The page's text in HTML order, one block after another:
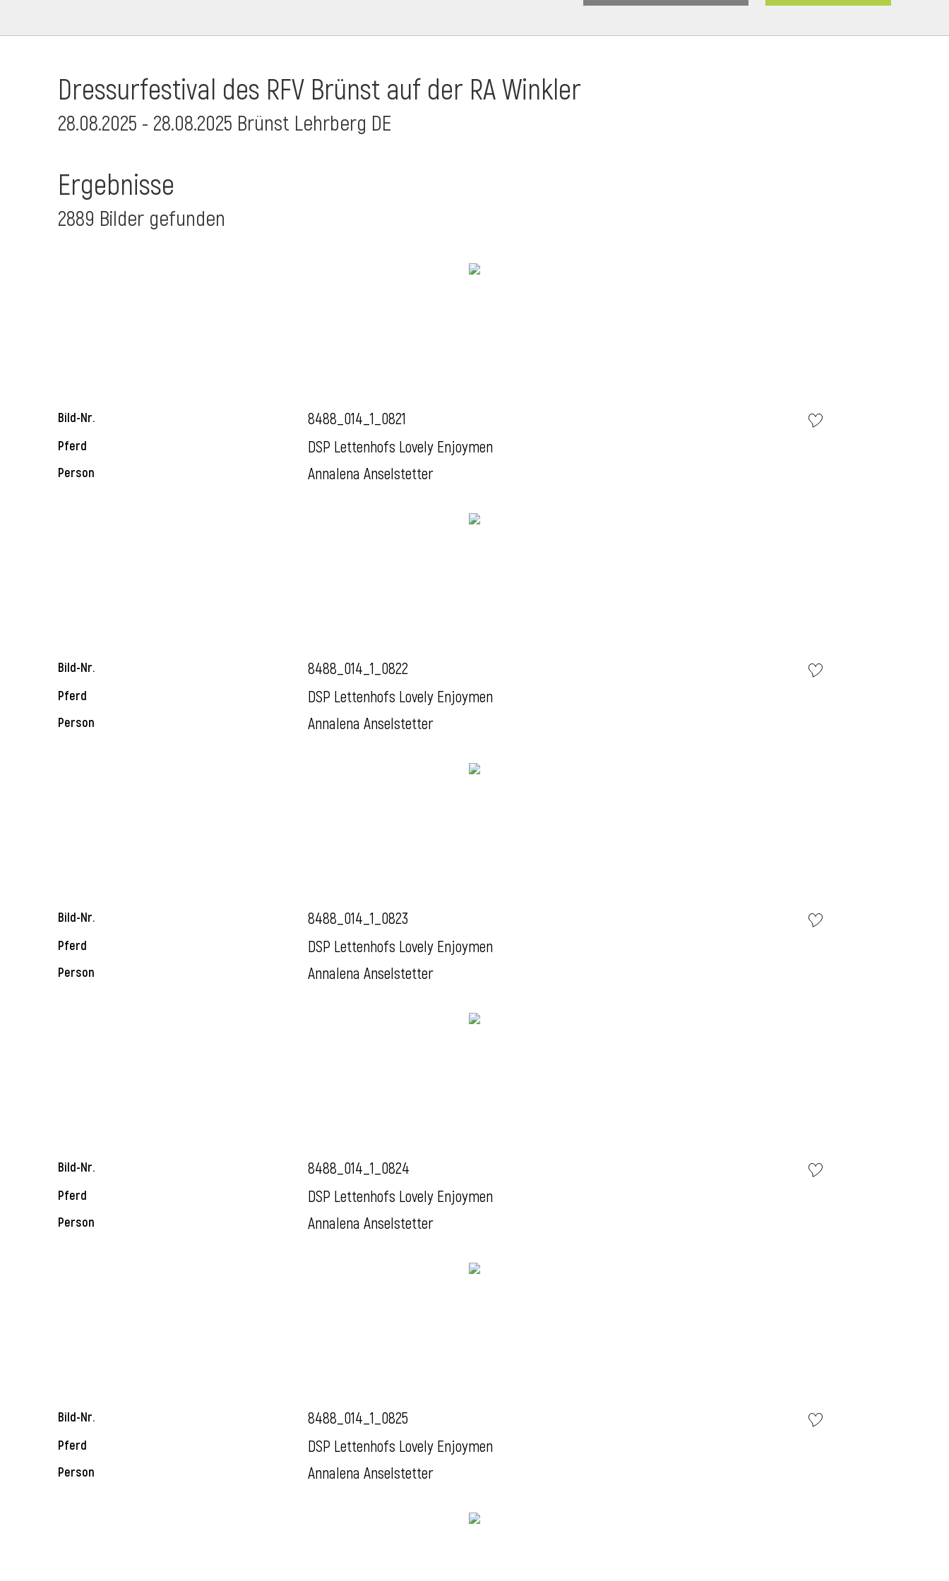
Dressurfestival des RFV Brünst auf der RA Winkler
28.08.2025 - 28.08.2025 Brünst Lehrberg DE
Ergebnisse
2889 Bilder gefunden
Bild-Nr. 8488_014_1_0821
Pferd DSP Lettenhofs Lovely Enjoymen
Person Annalena Anselstetter
Bild-Nr. 8488_014_1_0822
Pferd DSP Lettenhofs Lovely Enjoymen
Person Annalena Anselstetter
Bild-Nr. 8488_014_1_0823
Pferd DSP Lettenhofs Lovely Enjoymen
Person Annalena Anselstetter
Bild-Nr. 8488_014_1_0824
Pferd DSP Lettenhofs Lovely Enjoymen
Person Annalena Anselstetter
Bild-Nr. 8488_014_1_0825
Pferd DSP Lettenhofs Lovely Enjoymen
Person Annalena Anselstetter